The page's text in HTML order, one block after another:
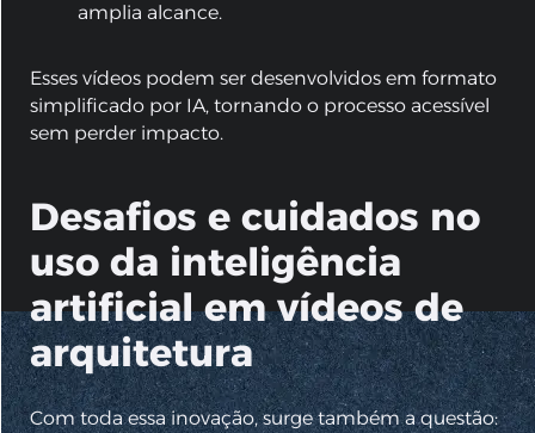
amplia alcance.
Esses vídeos podem ser desenvolvidos em formato
simplificado por IA, tornando o processo acessível
sem perder impacto.
Desafios e cuidados no
uso da inteligência
artificial em vídeos de
arquitetura
Com toda essa inovação, surge também a questão: